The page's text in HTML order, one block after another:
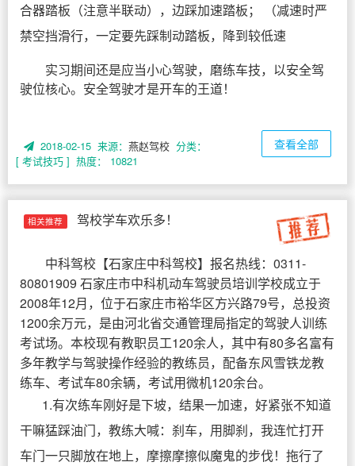
合器踏板（注意半联动），边踩加速踏板； （减速时严
禁空挡滑行，一定要先踩制动踏板，降到较低速
实习期间还是应当小心驾驶，磨练车技，以安全驾
驶位核心。安全驾驶才是开车的王道！
2018-02-15 来源：燕赵驾校 分类：
[ 考试技巧 ] 热度： 10821
查看全部
相关推荐 驾校学车欢乐多！
中科驾校 【石家庄中科驾校】报名热线：0311-
80801909 石家庄市中科机动车驾驶员培训学校成立于
2008年12月，位于石家庄市裕华区方兴路79号，总投资
1200余万元，是由河北省交通管理局指定的驾驶人训练
考试场。本校现有教职员工120余人，其中有80多名富有
多年教学与驾驶操作经验的教练员，配备东风雪铁龙教
练车、考试车80余辆，考试用微机120余台。
1.有次练车刚好是下坡，结果一加速，好紧张不知道
干嘛猛踩油门，教练大喊：刹车，用脚刹，我连忙打开
车门一只脚放在地上，摩擦摩擦似魔鬼的步伐！拖行了